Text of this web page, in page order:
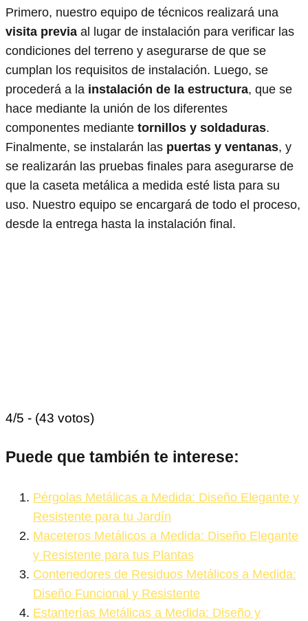
Primero, nuestro equipo de técnicos realizará una
visita previa al lugar de instalación para verificar las
condiciones del terreno y asegurarse de que se
cumplan los requisitos de instalación. Luego, se
procederá a la instalación de la estructura, que se
hace mediante la unión de los diferentes
componentes mediante tornillos y soldaduras.
Finalmente, se instalarán las puertas y ventanas, y
se realizarán las pruebas finales para asegurarse de
que la caseta metálica a medida esté lista para su
uso. Nuestro equipo se encargará de todo el proceso,
desde la entrega hasta la instalación final.
4/5 - (43 votos)
Puede que también te interese:
Pérgolas Metálicas a Medida: Diseño Elegante y
Resistente para tu Jardín
Maceteros Metálicos a Medida: Diseño Elegante
y Resistente para tus Plantas
Contenedores de Residuos Metálicos a Medida:
Diseño Funcional y Resistente
Estanterías Metálicas a Medida: Diseño y